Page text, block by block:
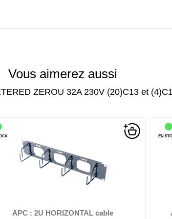
Vous aimerez aussi
ZEROU 32A 230V (20)C13 et
APC : 2U HORIZONTAL cable
- Guide pour câbles - noir - 2U - pour NetShelter EP;
NetShelter ES; NetShe...
EN